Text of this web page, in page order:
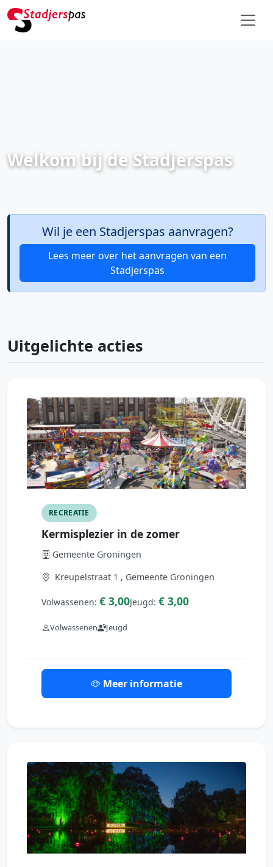
Welkom bij de Stadjerspas
Wil je een Stadjerspas aanvragen?
Lees meer over het aanvragen van een
Stadjerspas
Uitgelichte acties
RECREATIE
Kermisplezier in de zomer
Gemeente Groningen
Kreupelstraat 1 , Gemeente Groningen
Volwassenen: € 3,00Jeugd: € 3,00
Volwassenen Jeugd
Meer informatie